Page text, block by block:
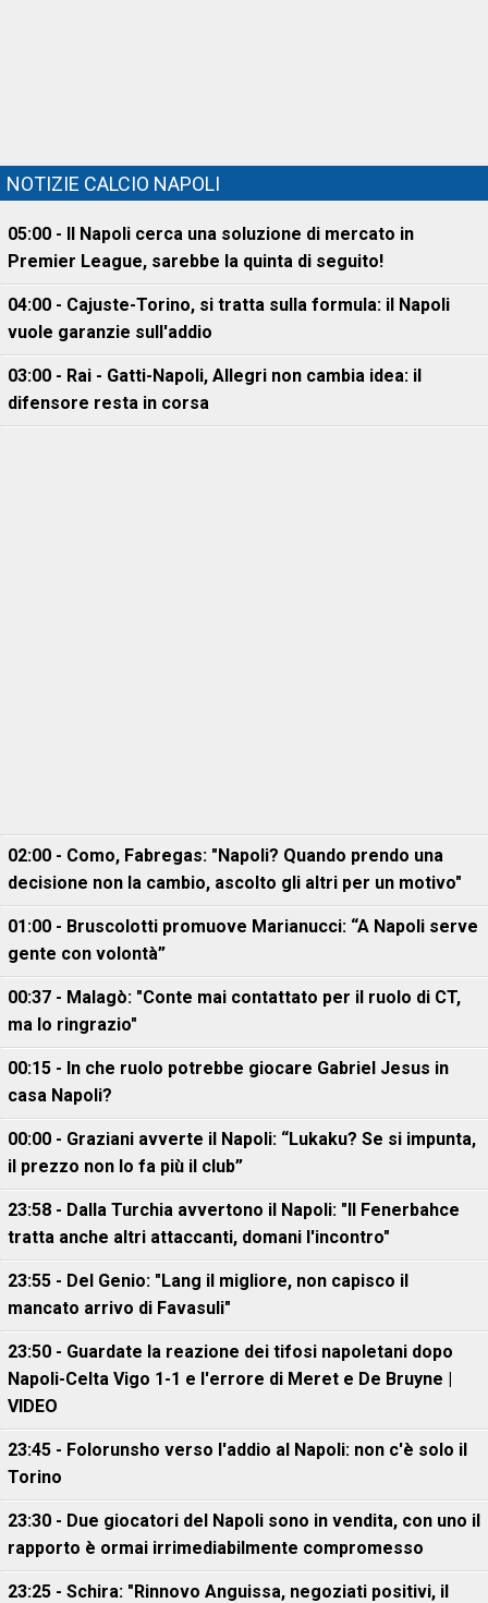
NOTIZIE CALCIO NAPOLI
05:00 - Il Napoli cerca una soluzione di mercato in
Premier League, sarebbe la quinta di seguito!
04:00 - Cajuste-Torino, si tratta sulla formula: il Napoli
vuole garanzie sull'addio
03:00 - Rai - Gatti-Napoli, Allegri non cambia idea: il
difensore resta in corsa
02:00 - Como, Fabregas: "Napoli? Quando prendo una
decisione non la cambio, ascolto gli altri per un motivo"
01:00 - Bruscolotti promuove Marianucci: “A Napoli serve
gente con volontà”
00:37 - Malagò: "Conte mai contattato per il ruolo di CT,
ma lo ringrazio"
00:15 - In che ruolo potrebbe giocare Gabriel Jesus in
casa Napoli?
00:00 - Graziani avverte il Napoli: “Lukaku? Se si impunta,
il prezzo non lo fa più il club”
23:58 - Dalla Turchia avvertono il Napoli: "Il Fenerbahce
tratta anche altri attaccanti, domani l'incontro"
23:55 - Del Genio: "Lang il migliore, non capisco il
mancato arrivo di Favasuli"
23:50 - Guardate la reazione dei tifosi napoletani dopo
Napoli-Celta Vigo 1-1 e l'errore di Meret e De Bruyne |
VIDEO
23:45 - Folorunsho verso l'addio al Napoli: non c'è solo il
Torino
23:30 - Due giocatori del Napoli sono in vendita, con uno il
rapporto è ormai irrimediabilmente compromesso
23:25 - Schira: "Rinnovo Anguissa, negoziati positivi, il